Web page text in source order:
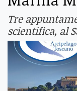
Tre
scientifica, al